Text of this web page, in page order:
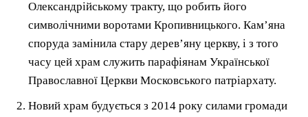
Олександрійському тракту, що робить його
символічними воротами Кропивницького. Кам’яна
споруда замінила стару дерев’яну церкву, і з того
часу цей храм служить парафіянам Української
Православної Церкви Московського патріархату.
Новий храм будується з 2014 року силами громади